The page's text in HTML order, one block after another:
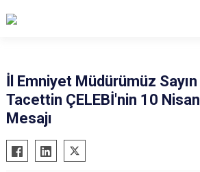
İl Emniyet Müdürümüz Sayın
Tacettin ÇELEBİ'nin 10 Nisan
Mesajı